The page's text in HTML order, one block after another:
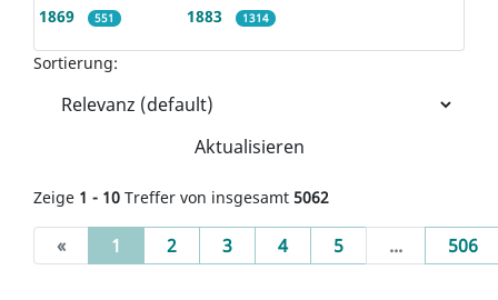
1869 551 1883 1314
Sortierung:
Aktualisieren
Zeige 1 - 10 Treffer von insgesamt 5062
« 1 (current)
2 3 4 5 ... 506